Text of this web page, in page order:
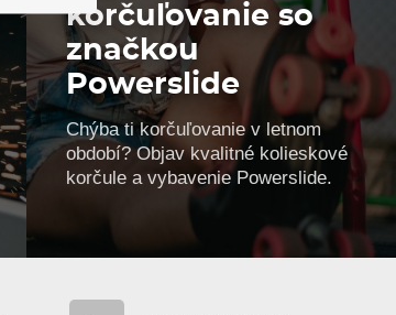
korčuľovanie so
značkou
Powerslide
Chýba ti korčuľovanie v letnom
období? Objav kvalitné kolieskové
korčule a vybavenie Powerslide.